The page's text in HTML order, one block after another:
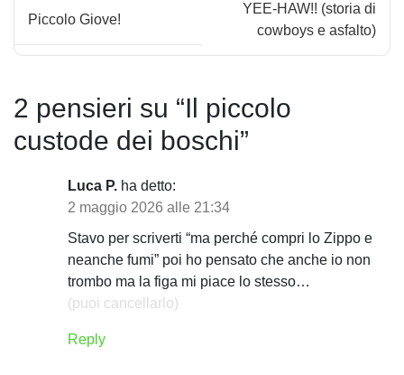
a
i
g
Piccolo Giove!
YEE-HAW!! (storia di
cowboys e asfalto)
2 pensieri su “Il piccolo
custode dei boschi”
Luca P. ha detto:
2 maggio 2026 alle 21:34
Stavo per scriverti “ma perché compri lo Zippo e
neanche fumi” poi ho pensato che anche io non
trombo ma la figa mi piace lo stesso…
(puoi cancellarlo)
Reply